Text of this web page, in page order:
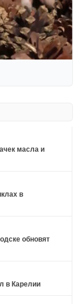
масла и
в
обновят
в Карелии